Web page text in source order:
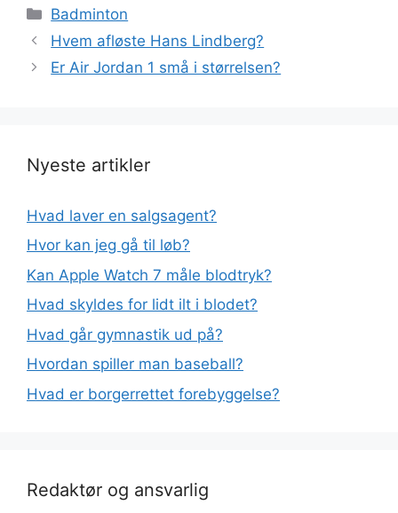
Kategorier
Badminton
Hvem afløste Hans Lindberg?
Er Air Jordan 1 små i størrelsen?
Nyeste artikler
Hvad laver en salgsagent?
Hvor kan jeg gå til løb?
Kan Apple Watch 7 måle blodtryk?
Hvad skyldes for lidt ilt i blodet?
Hvad går gymnastik ud på?
Hvordan spiller man baseball?
Hvad er borgerrettet forebyggelse?
Redaktør og ansvarlig